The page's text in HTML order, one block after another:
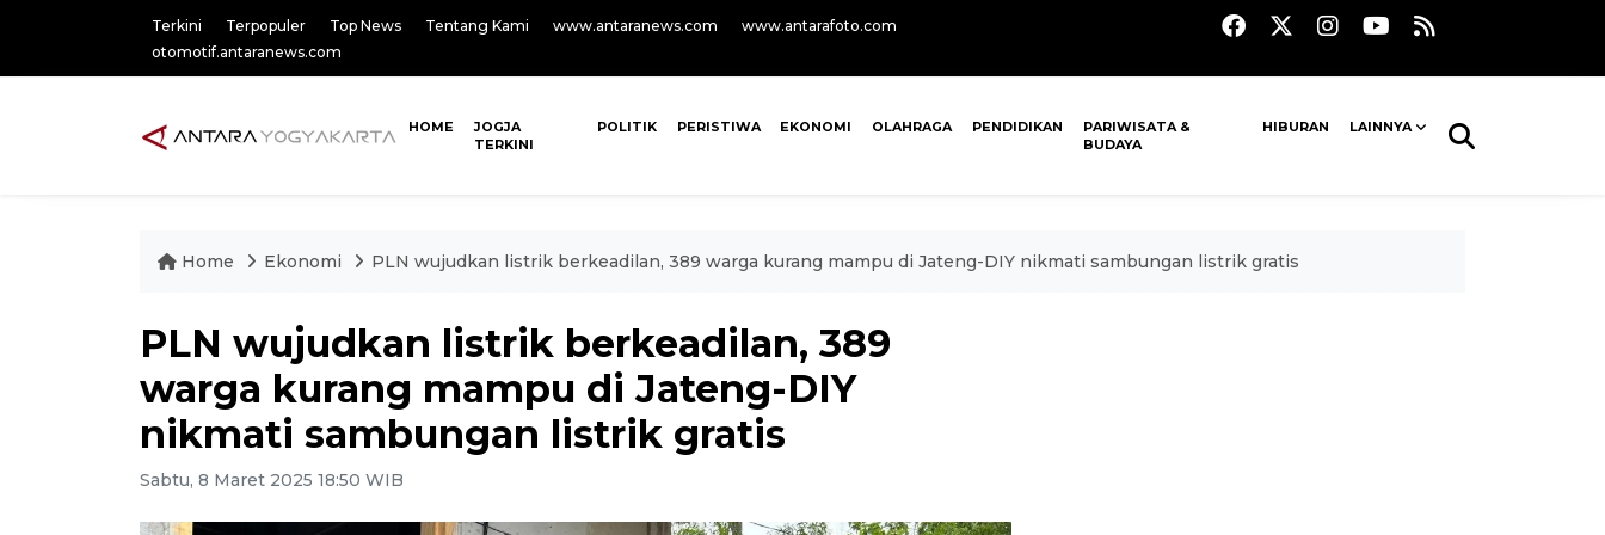
Terkini Terpopuler Top News Tentang Kami www.antaranews.com
www.antarafoto.com
otomotif.antaranews.com
HOME
JOGJA
TERKINI
POLITIK PERISTIWA EKONOMI OLAHRAGA PENDIDIKAN
PARIWISATA &
BUDAYA
HIBURAN LAINNYA
Home Ekonomi PLN wujudkan listrik berkeadilan, 389 warga kurang mampu di Jateng-DIY nikmati sambungan listrik gratis
PLN wujudkan listrik berkeadilan, 389
warga kurang mampu di Jateng-DIY
nikmati sambungan listrik gratis
Sabtu, 8 Maret 2025 18:50 WIB